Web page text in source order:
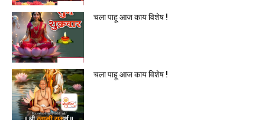
चला पाहू आज काय विशेष !
चला पाहू आज काय विशेष !